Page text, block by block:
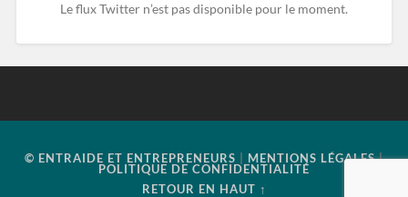
Le flux Twitter n’est pas disponible pour le moment.
© ENTRAIDE ET ENTREPRENEURS MENTIONS LÉGALES |
POLITIQUE DE CONFIDENTIALITÉ
RETOUR EN HAUT ↑